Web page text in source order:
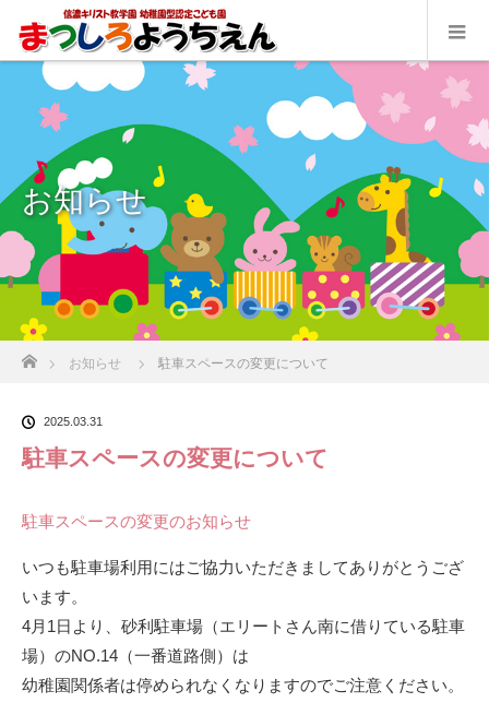
お知らせ
ホーム
お知らせ 駐車スペースの変更について
2025.03.31
駐車スペースの変更について
駐車スペースの変更のお知らせ
いつも駐車場利用にはご協力いただきましてありがとうござ
います。
4月1日より、砂利駐車場（エリートさん南に借りている駐車
場）のNO.14（一番道路側）は
幼稚園関係者は停められなくなりますのでご注意ください。